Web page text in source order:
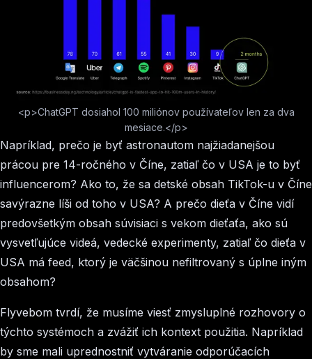
<p>ChatGPT dosiahol 100 miliónov používateľov len za dva
mesiace.</p>
Napríklad, prečo je byť astronautom najžiadanejšou
prácou pre 14-ročného v Číne, zatiaľ čo v USA je to byť
influencerom? Ako to, že sa detské obsah TikTok-u v Číne
savýrazne líši od toho v USA? A prečo dieťa v Číne vidí
predovšetkým obsah súvisiaci s vekom dieťaťa, ako sú
vysvetľujúce videá, vedecké experimenty, zatiaľ čo dieťa v
USA má feed, ktorý je väčšinou nefiltrovaný s úplne iným
obsahom?
Flyvebom tvrdí, že musíme viesť zmysluplné rozhovory o
týchto systémoch a zvážiť ich kontext použitia. Napríklad
by sme mali uprednostniť vytváranie odporúčacích